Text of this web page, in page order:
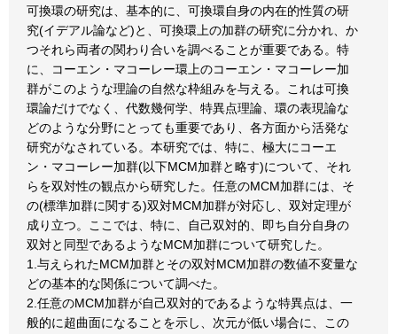
可換環の研究は、基本的に、可換環自身の内在的性質の研
究(イデアル論など)と、可換環上の加群の研究に分かれ、か
つそれら両者の関わり合いを調べることが重要である。特
に、コーエン・マコーレー環上のコーエン・マコーレー加
群がこのような理論の自然な枠組みを与える。これは可換
環論だけでなく、代数幾何学、特異点理論、環の表現論な
どのような分野にとっても重要であり、各方面から活発な
研究がなされている。本研究では、特に、極大にコーエ
ン・マコーレー加群(以下MCM加群と略す)について、それ
らを双対性の観点から研究した。任意のMCM加群には、そ
の(標準加群に関する)双対MCM加群が対応し、双対定理が
成り立つ。ここでは、特に、自己双対的、即ち自分自身の
双対と同型であるようなMCM加群について研究した。
1.与えられたMCM加群とその双対MCM加群の数値不変量な
どの基本的な関係について調べた。
2.任意のMCM加群が自己双対的であるような特異点は、一
般的に超曲面になることを示し、次元が低い場合に、この